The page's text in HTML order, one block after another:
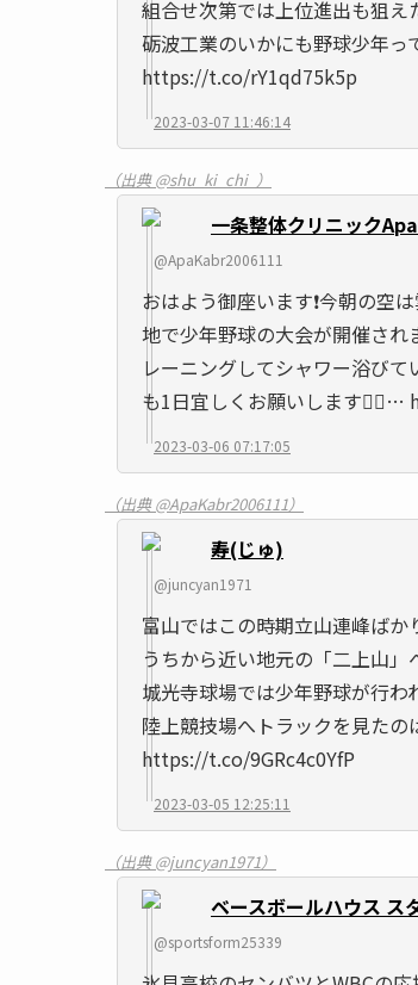
組合せ次第では上位進出も狙
砺波工業のいかにも野球少年
https://t.co/rY1qd75k5p
2023-03-07 11:46:14
（出典 @shu_ki_chi_）
一条整体クリニック
@ApaKabr2006111
おはよう御座います❗️今朝の空
地で少年野球の大会が開催さ
レーニングしてシャワー浴び
も1日宜しくお願いします
2023-03-06 07:17:05
（出典 @ApaKabr2006111）
寿(じゅ)
@juncyan1971
富山ではこの時期立山連峰ばか
うちから近い地元の「二上山」
城光寺球場では少年野球が行
陸上競技場へトラックを見た
https://t.co/9GRc4c0YfP
2023-03-05 12:25:11
（出典 @juncyan1971）
ベースボールハウス ス
@sportsform25339